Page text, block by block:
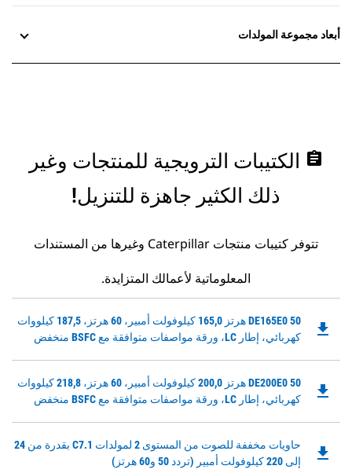
أبعاد مجموعة المولدات
assignment الكتيبات الترويجية للمنتجات وغير
ذلك الكثير جاهزة للتنزيل!
تتوفر كتيبات منتجات Caterpillar وغيرها من المستندات
المعلوماتية لأعمالك المتزايدة.
DE165E0 50 هرتز 165,0 كيلوفولت أمبير، 60 هرتز، 187,5 كيلووات
كهربائي، إطار LC، ورقة مواصفات متوافقة مع BSFC منخفض
Downloadable
PDF
Tab
file_download
DE200E0 50 هرتز 200,0 كيلوفولت أمبير، 60 هرتز، 218,8 كيلووات
كهربائي، إطار LC، ورقة مواصفات متوافقة مع BSFC منخفض
Downloadable
PDF
file_download
حاويات مخففة للصوت من المستوى 2 لمولدات C7.1 بقدرة من 24
إلى 220 كيلوفولت أمبير (تردد 50 و60 هرتز)
Downloadable
PDF
file_download